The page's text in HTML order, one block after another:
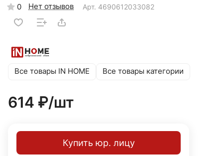
0 Нет отзывов Арт. 4690612033082
Все товары IN HOME Все товары категории
614 ₽/шт
Купить юр. лицу